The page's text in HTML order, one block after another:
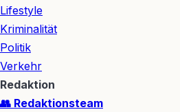
Lifestyle
Kriminalität
Politik
Verkehr
Redaktion
👥 Redaktionsteam